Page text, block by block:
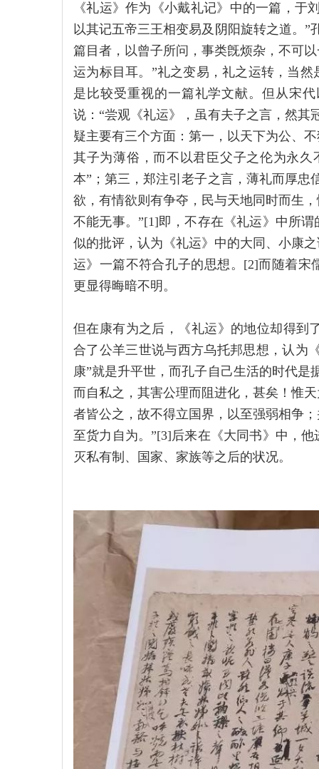
《礼运》作为《小戴礼记》中的一篇，于
以其记五帝三王相变易及阴阳旋转之道。
篇目者，以曾子所问，事类旣烦杂，不可
运为标目耳。”礼之变易，礼之运转，当
是比较受重视的一篇礼学文献。但从宋
说：“尝观《礼运》，虽有夫子之言，然其
疑主要有三个方面：第一，以天下为公、
其子为薄俗，而不以君臣父子之伦为永
本”；第三，郑注引老子之言，薄礼而厚忠
欲，有情欲则有争夺，民与天地同时而生
不能无事。”[1]即，不存在《礼运》中所
似的批评，认为《礼运》中的大同、小康
运》一篇不符合孔子的思想。[2]而随着宋
更显得晦暗不明。
但在康有为之后，《礼运》的地位却得到
合了公羊三世说与西方乌托邦思想，认为
康”就是升平世，而孔子自己生活的时代
而自私之，其害公理而阻进化，甚矣！惟
者皆公之，故不得立国界，以至强弱相争
至货力自为。”[3]后来在《大同书》中，
灭私有制、国家、家族等之后的状况。